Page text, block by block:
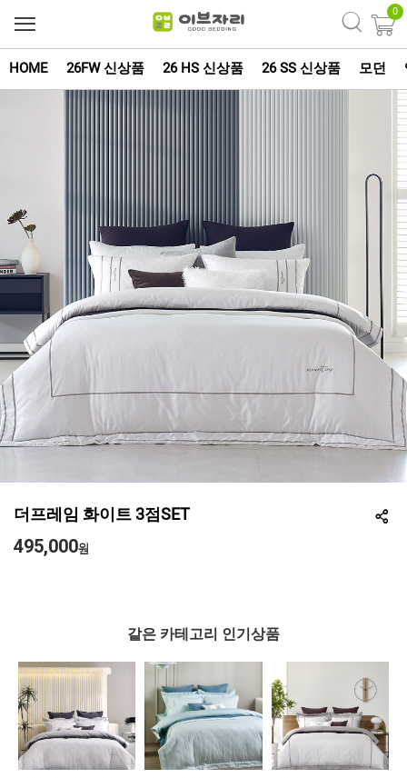
0
HOME 26FW 신상품 26 HS 신상품 26 SS 신상품 모던
더프레임 화이트 3점SET
495,000원
같은 카테고리 인기상품